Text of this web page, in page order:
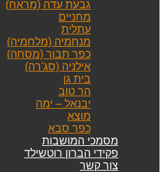
גבעת עדה (מראח)
מחניים
עתלית
מנחמיה (מלחמיה)
כפר תבור (מסחה)
אילניה (סג'רה)
בית גן
הר טוב
יבנאל – ימה
מוצא
כפר סבא
מסמכי המושבות
פקידי הברון רוטשילד
צור קשר